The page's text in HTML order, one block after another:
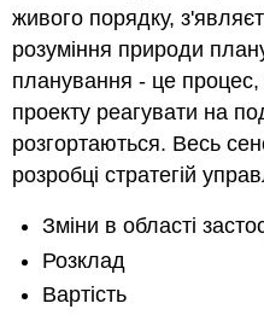
планування
постійного
вдосконалення
6.7
Слово
про
плани
на
надзвичайних
ситуацій
Остерігайтеся
живого порядку,
розуміння природи
планування - це процес,
проекту реагувати на
розгортаються. Весь
розробці стратегій
Зміни в області
Розклад
Вартість